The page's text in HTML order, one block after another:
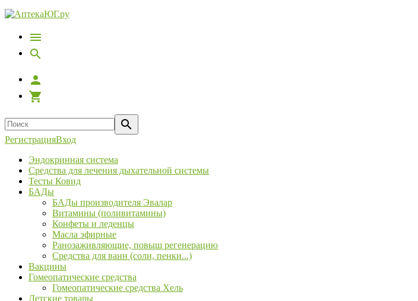
РегистрацияВход
Эндокринная система
Средства для лечения дыхательной системы
Тесты Ковид
БАДы
БАДы производителя Эвалар
Витамины (поливитамины)
Конфеты и леденцы
Масла эфирные
Ранозаживляющие, повыш регенерацию
Средства для ванн (соли, пенки...)
Вакцины
Гомеопатические средства
Гомеопатические средства Хель
Детские товары